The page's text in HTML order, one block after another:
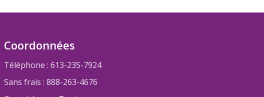
Coordonnées
Téléphone : 613-235-7924
Sans frais : 888-263-4676